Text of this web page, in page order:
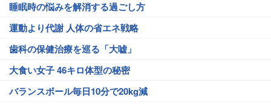
睡眠時の悩みを解消する過ごし方
運動より代謝 人体の省エネ戦略
歯科の保健治療を巡る「大嘘」
大食い女子 46キロ体型の秘密
バランスボール毎日10分で20kg減